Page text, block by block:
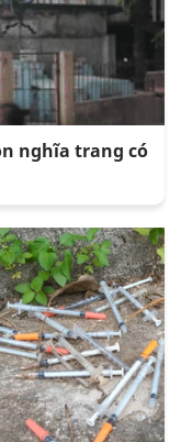
nghĩa trang có